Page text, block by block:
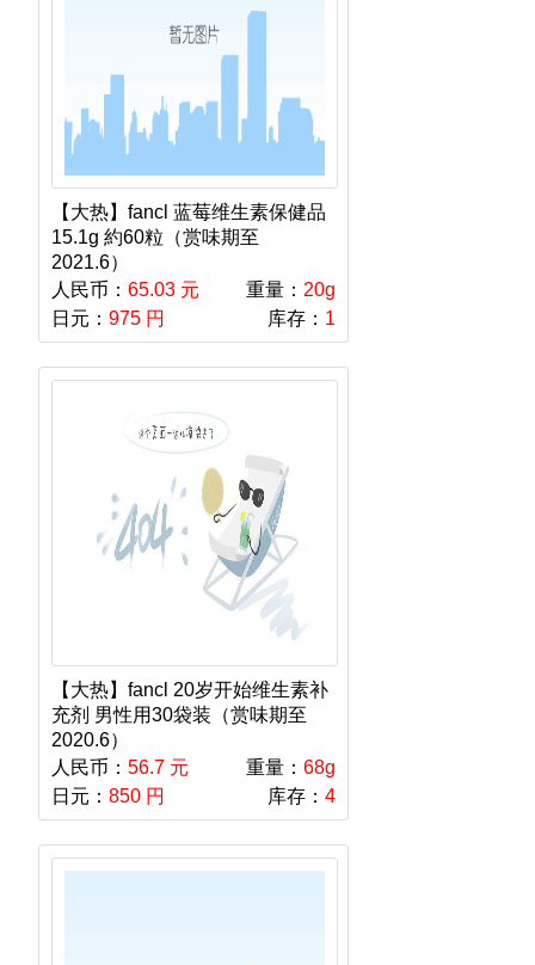
【大热】fancl 蓝莓维生素保健品
15.1g 約60粒（赏味期至
2021.6）
人民币： 65.03 元 重量： 20g
日元： 975 円 库存： 1
【大热】fancl 20岁开始维生素补
充剂 男性用30袋装（赏味期至
2020.6）
人民币： 56.7 元 重量： 68g
日元： 850 円 库存： 4